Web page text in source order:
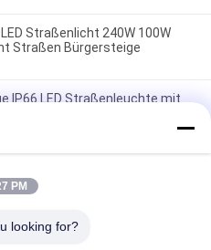
Straßenlicht 240W 100W
Straßen Bürgersteige
IP66 LED Straßenleuchte mit
Bus Stop Transit Hub
PM
looking for?